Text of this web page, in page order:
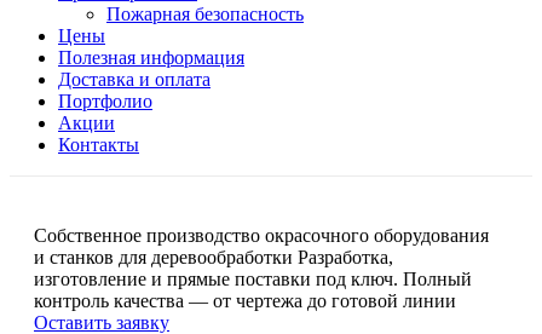
Пожарная безопасность
Цены
Полезная информация
Доставка и оплата
Портфолио
Акции
Контакты
Собственное производство окрасочного оборудования
и станков для деревообработки Разработка,
изготовление и прямые поставки под ключ. Полный
контроль качества — от чертежа до готовой линии
Оставить заявку